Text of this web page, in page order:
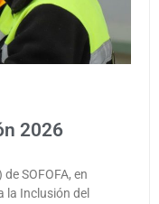
2026
SOFOFA, en
la Inclusión del